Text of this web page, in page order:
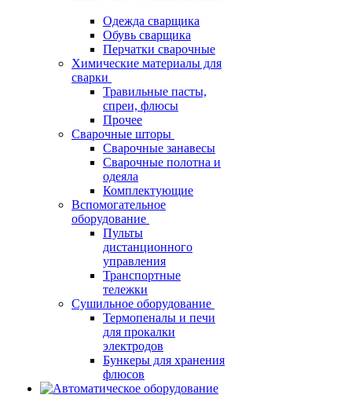
Одежда сварщика
Обувь сварщика
Перчатки сварочные
Химические материалы для
сварки
Травильные пасты,
спреи, флюсы
Прочее
Сварочные шторы
Сварочные занавесы
Сварочные полотна и
одеяла
Комплектующие
Вспомогательное
оборудование
Пульты
дистанционного
управления
Транспортные
тележки
Сушильное оборудование
Термопеналы и печи
для прокалки
электродов
Бункеры для хранения
флюсов